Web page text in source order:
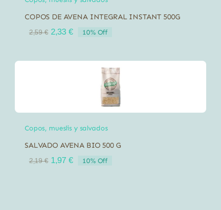
COPOS DE AVENA INTEGRAL INSTANT 500G
2,59€ El
era:
2,33 €El
es:
10% Off
Copos, mueslis y salvados
SALVADO AVENA BIO 500 G
2,19€ El
1,97 €El
10% Off